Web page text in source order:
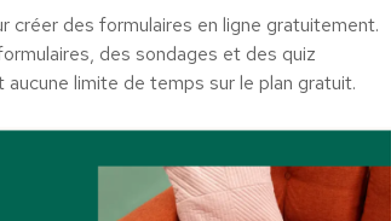
créer des formulaires en ligne gratuitement.
des sondages et des quiz
limite de temps sur le plan gratuit.